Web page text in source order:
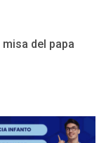
del papa
HORA